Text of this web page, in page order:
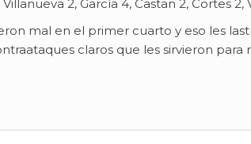
2, García 4, Castan 2, Cortes
mal en el primer cuarto y eso les
claros que les sirvieron para